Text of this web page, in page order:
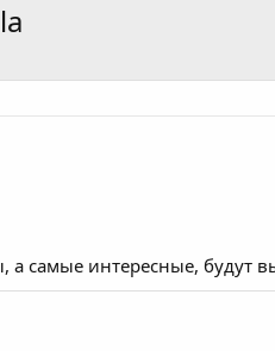
а самые интересные, будут